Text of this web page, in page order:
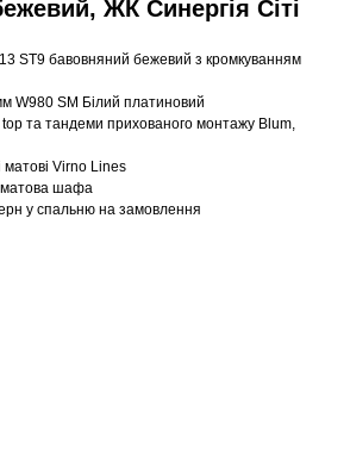
ЖК Синергія Сіті
ST9 бавовняний бежевий з кромкуванням
W980 SM Білий платиновий
top та тандеми прихованого монтажу Blum,
матові Virno Lines
шафа
у спальню на замовлення